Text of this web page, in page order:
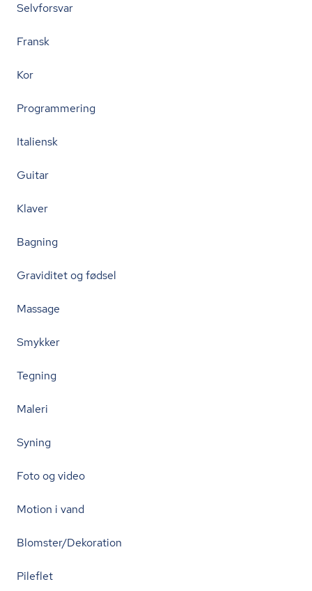
Selvforsvar
Fransk
Kor
Programmering
Italiensk
Guitar
Klaver
Bagning
Graviditet og fødsel
Massage
Smykker
Tegning
Maleri
Syning
Foto og video
Motion i vand
Blomster/Dekoration
Pileflet